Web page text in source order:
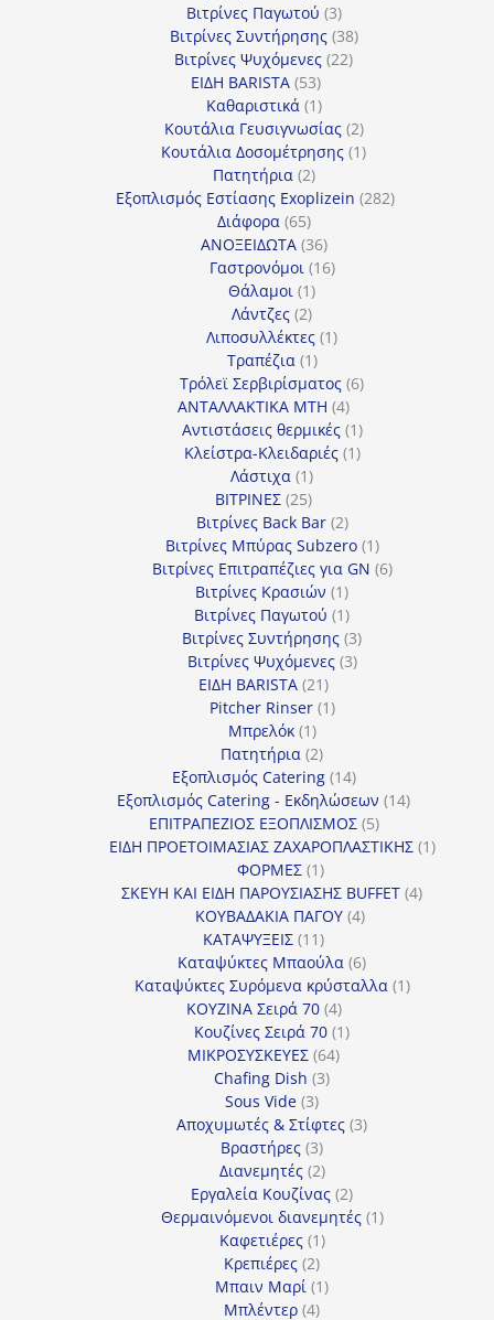
προϊόντα
Βιτρίνες Παγωτού 33
προϊόντα
Βιτρίνες Συντήρησης 3838
προϊόντα
Βιτρίνες Ψυχόμενες 2222
ΕΙΔΗ BARISTA 5353
προϊόντα
Καθαριστικά 11
προϊόν
Κουτάλια Γευσιγνωσίας 22
προϊόντα
Κουτάλια Δοσομέτρησης 11
Πατητήρια 22
προϊόντα
Εξοπλισμός Εστίασης Exoplizein 282282
Διάφορα 6565
προϊόντα
ΑΝΟΞΕΙΔΩΤΑ 3636
προϊόντα
Γαστρονόμοι 1616
Θάλαμοι 11
προϊόν
Λάντζες 22
προϊόντα
Λιποσυλλέκτες 11
Τραπέζια 11
προϊόν
Τρόλεϊ Σερβιρίσματος 66
ΑΝΤΑΛΛΑΚΤΙΚΑ MTH 44
προϊόντα
Αντιστάσεις θερμικές 11
προϊόν
Κλείστρα-Κλειδαριές 11
Λάστιχα 11
προϊόν
ΒΙΤΡΙΝΕΣ 2525
προϊόντα
Βιτρίνες Back Bar 22
προϊόντα
Βιτρίνες Mπύρας Subzero 11
προϊόν
Βιτρίνες Επιτραπέζιες για GN 66
Βιτρίνες Κρασιών 11
προϊόν
Βιτρίνες Παγωτού 11
προϊόν
Βιτρίνες Συντήρησης 33
προϊόντα
Βιτρίνες Ψυχόμενες 33
ΕΙΔΗ BARISTA 2121
προϊόντα
Pitcher Rinser 11
Μπρελόκ 11
προϊόν
Πατητήρια 22
προϊόντα
Εξοπλισμός Catering 1414
προϊόντα
Εξοπλισμός Catering - Εκδηλώσεων 1414
ΕΠΙΤΡΑΠΕΖΙΟΣ ΕΞΟΠΛΙΣΜΟΣ 55
προϊόντα
ΕΙΔΗ ΠΡΟΕΤΟΙΜΑΣΙΑΣ ΖΑΧΑΡΟΠΛΑΣΤΙΚΗΣ 11
ΦΟΡΜΕΣ 11
προϊόν
ΣΚΕΥΗ ΚΑΙ ΕΙΔΗ ΠΑΡΟΥΣΙΑΣΗΣ BUFFET 44
ΚΟΥΒΑΔΑΚΙΑ ΠΑΓΟΥ 44
ΚΑΤΑΨΥΞΕΙΣ 1111
προϊόντα
Καταψύκτες Μπαούλα 66
προϊόντα
Καταψύκτες Συρόμενα κρύσταλλα 11
ΚΟΥΖΙΝΑ Σειρά 70 44
προϊόντα
Κουζίνες Σειρά 70 11
ΜΙΚΡΟΣΥΣΚΕΥΕΣ 6464
Chafing Dish 33
Sous Vide 33
προϊόντα
Αποχυμωτές & Στίφτες 33
Βραστήρες 33
προϊόντα
Διανεμητές 22
προϊόντα
Εργαλεία Κουζίνας 22
προϊόντα
Θερμαινόμενοι διανεμητές 11
Καφετιέρες 11
προϊόν
Κρεπιέρες 22
προϊόντα
Μπαιν Μαρί 11
Μπλέντερ 44